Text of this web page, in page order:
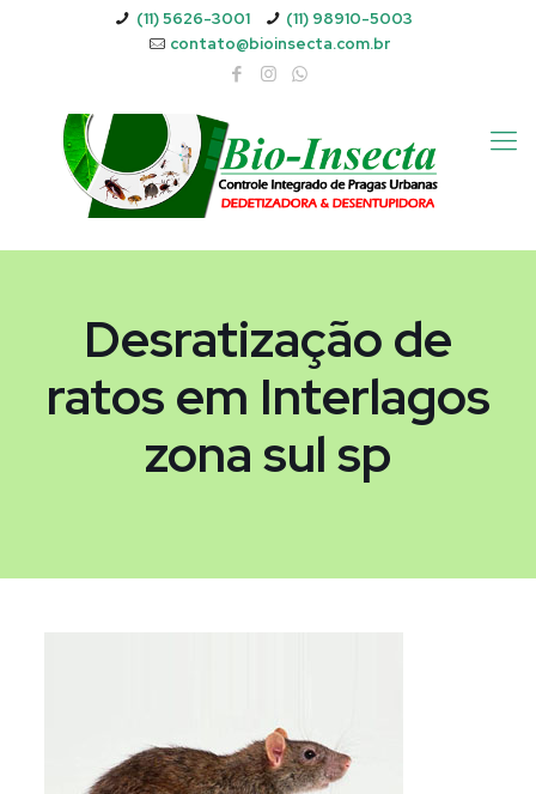
(11) 5626-3001
(11) 98910-5003
contato@bioinsecta.com.br
Desratização de
ratos em Interlagos
zona sul sp